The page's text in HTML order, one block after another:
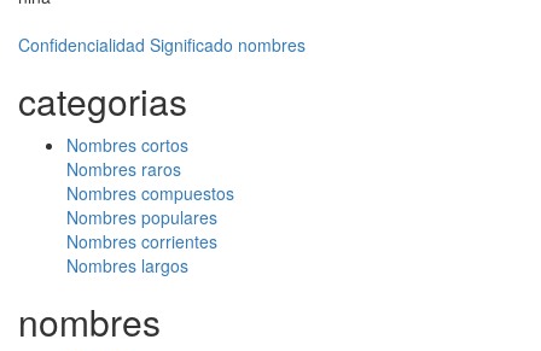
Confidencialidad Significado nombres
categorias
Nombres cortos
Nombres raros
Nombres compuestos
Nombres populares
Nombres corrientes
Nombres largos
nombres